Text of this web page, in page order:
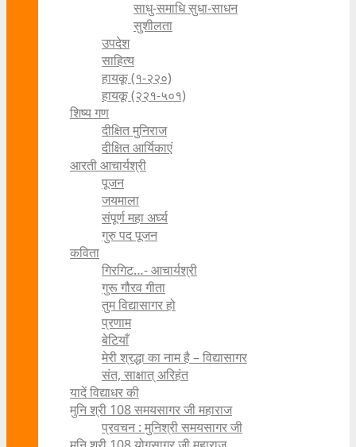
साधु-समाधि सुधा-साधन
सुशीलता
उपदेश
साहित्य
हायकू (१‍-२२०)
हायकू (२२१-५०१)
शिष्य गण
दीक्षित मुनिराज
दीक्षित आर्यिकाएं
आरती आचार्यश्री
पूजन
जयमाला
संपूर्ण महा अर्घ्य
गुरु पद पूजन
कविता
गिरगिट…- आचार्यश्री
गुरू गौरव गीता
तुम विद्यासागर हो
प्रणाम
बेटियाँ
मेरी श्रद्धा का नाम है – विद्यासागर
संत, साक्षात् अरिहंत
यादें विद्याधर की
मुनि श्री 108 समयसागर जी महाराज
प्रवचन : मुनिश्री समयसागर जी